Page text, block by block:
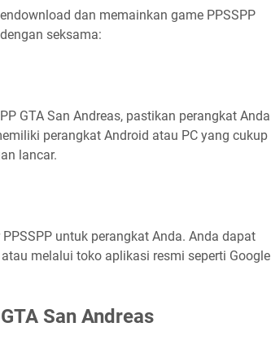
dan memainkan game PPSSPP
seksama:
GTA San Andreas, pastikan perangkat Anda
perangkat Android atau PC yang cukup
lancar.
untuk perangkat Anda. Anda dapat
melalui toko aplikasi resmi seperti Google
San Andreas